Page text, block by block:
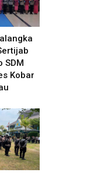
SDM
Kobar